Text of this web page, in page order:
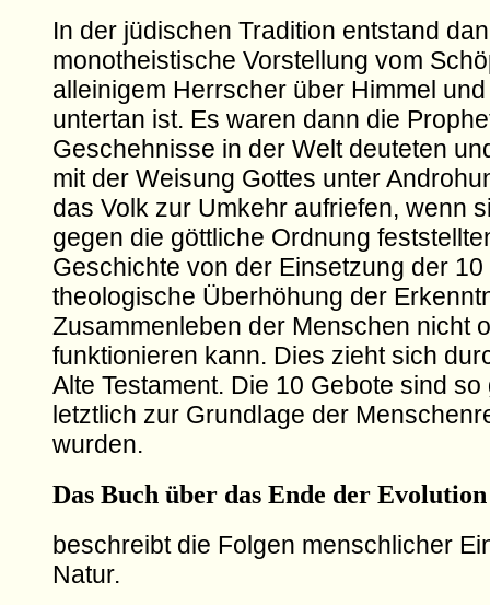
In der jüdischen Tradition entstand
monotheistische Vorstellung vom
alleinigem Herrscher über Himmel
untertan ist. Es waren dann die
Geschehnisse in der Welt deuteten
mit der Weisung Gottes unter
das Volk zur Umkehr aufriefen, wenn
gegen die göttliche Ordnung
Geschichte von der Einsetzung der
theologische Überhöhung der
Zusammenleben der Menschen nicht
funktionieren kann. Dies zieht sich
Alte Testament. Die 10 Gebote sind
letztlich zur Grundlage der
wurden.
Das Buch über das Ende der Evolution
beschreibt die Folgen menschlicher
Natur.